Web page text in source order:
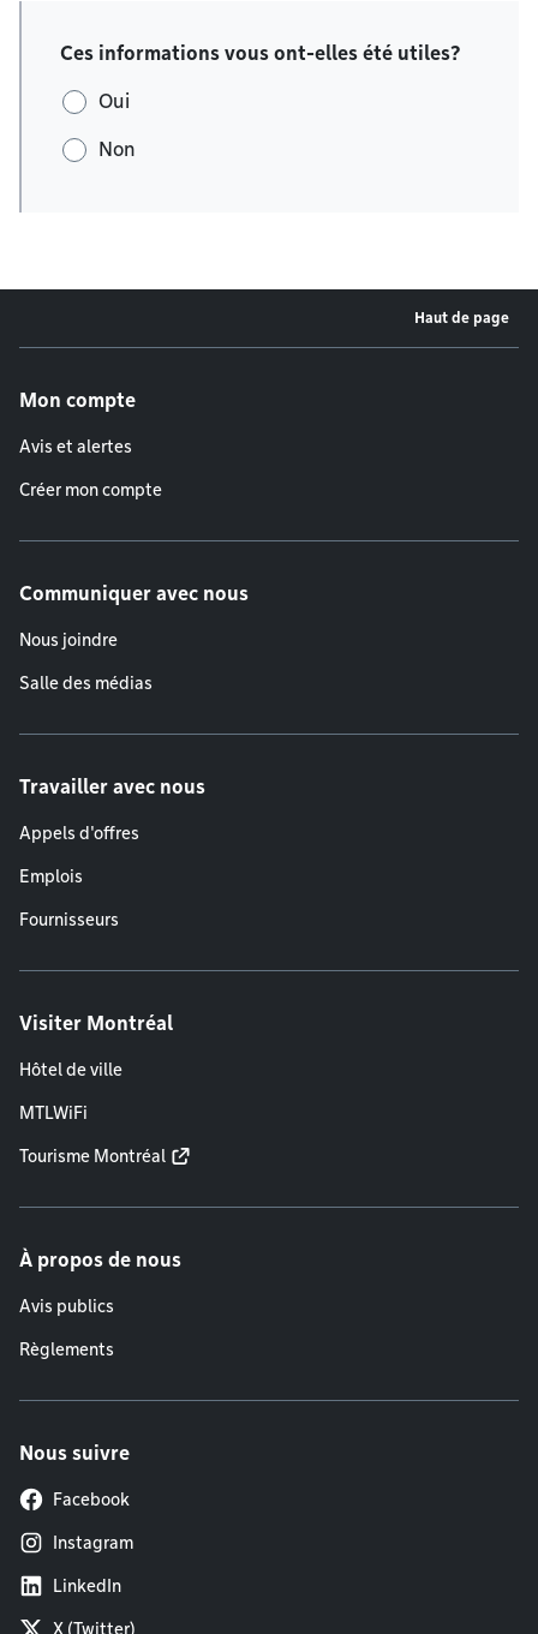
Ces informations vous ont-elles été utiles?
Oui
Non
Haut de page
Mon compte
Avis et alertes
Créer mon compte
Communiquer avec nous
Nous joindre
Salle des médias
Travailler avec nous
Appels d'offres
Emplois
Fournisseurs
Visiter Montréal
Hôtel de ville
MTLWiFi
Tourisme Montréal
À propos de nous
Avis publics
Règlements
Nous suivre
Facebook
Instagram
LinkedIn
X (Twitter)